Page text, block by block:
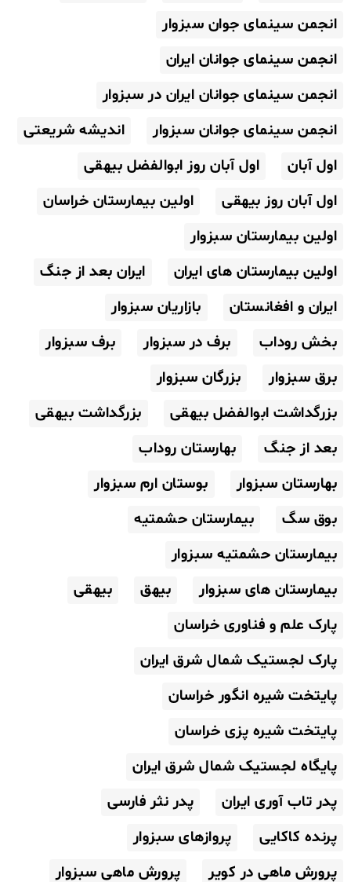
انجمن سینمای جوان سبزوار
انجمن سینمای جوانان ایران
انجمن سینمای جوانان ایران در سبزوار
انجمن سینمای جوانان سبزوار
اندیشه شریعتی
اول آبان
اول آبان روز ابوالفضل بیهقی
اول آبان روز بیهقی
اولین بیمارستان خراسان
اولین بیمارستان سبزوار
اولین بیمارستان های ایران
ایران بعد از جنگ
ایران و افغانستان
بازاریان سبزوار
بخش روداب
برف در سبزوار
برف سبزوار
برق سبزوار
بزرگان سبزوار
بزرگداشت ابوالفضل بیهقی
بزرگداشت بیهقی
بعد از جنگ
بهارستان روداب
بهارستان سبزوار
بوستان ارم سبزوار
بوق سگ
بیمارستان حشمتیه
بیمارستان حشمتیه سبزوار
بیمارستان های سبزوار
بیهق
بیهقی
پارک علم و فناوری خراسان
پارک لجستیک شمال شرق ایران
پایتخت شیره انگور خراسان
پایتخت شیره پزی خراسان
پایگاه لجستیک شمال شرق ایران
پدر تاب آوری ایران
پدر نثر فارسی
پرنده کاکایی
پروازهای سبزوار
پرورش ماهی در کویر
پرورش ماهی سبزوار